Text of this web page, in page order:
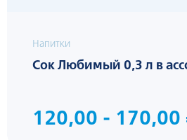
Напитки
Сок Любимый 0,3 л в
120,00 - 170,00